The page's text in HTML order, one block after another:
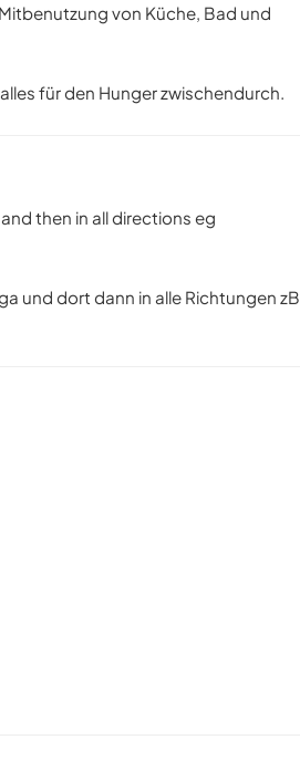
von Küche, Bad und
für den Hunger zwischendurch.
then in all directions eg
und dort dann in alle Richtungen zB